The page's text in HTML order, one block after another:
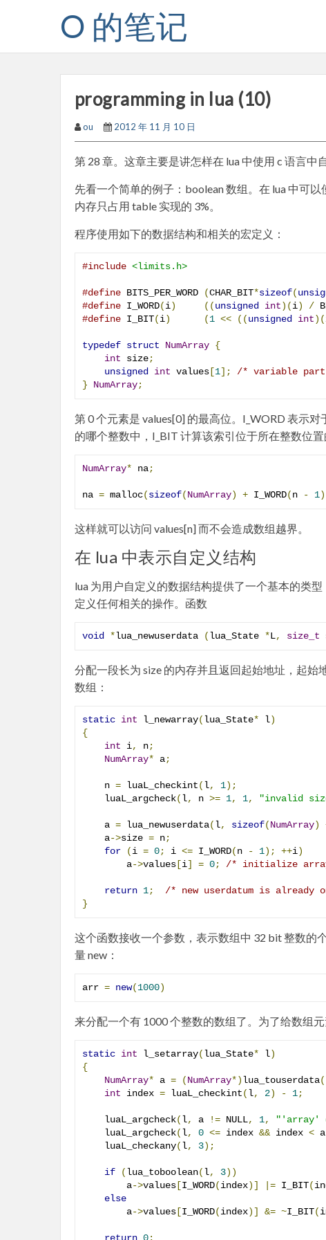
O 的笔记
programming in lua (10)
ou 2012 年 11 月 10 日
第 28 章。这章主要是讲怎样在 lua 中使用 c 语言中
先看一个简单的例子：boolean 数组。在 lua 中可
内存只占用 table 实现的 3%。
程序使用如下的数据结构和相关的宏定义：
#include <limits.h>
#define BITS_PER_WORD (CHAR_BIT*sizeof(
#define I_WORD(i) ((unsigned int)(i) /
#define I_BIT(i) (1 << ((unsigned int)(
typedef struct NumArray {
int size;
unsigned
int values [1];
/* variable
}
NumArray;
第 0 个元素是 values[0] 的最高位。I_WORD 表示
的哪个整数中，I_BIT 计算该索引位于所在整数位
NumArray* na;
na = malloc(sizeof(NumArray) + I_WORD(n - 1)
这样就可以访问 values[n] 而不会造成数组越界。
在 lua 中表示自定义结构
lua 为用户自定义的数据结构提供了一个基本的类
定义任何相关的操作。函数
void *lua_newuserdata (lua_State *L, size_t
分配一段长为 size 的内存并且返回起始地址，起
数组：
static int l_newarray(lua_State* l)
{
int i, n;
NumArray* a;
    n
= luaL_checkint(l, 1);
    luaL_argcheck
(l, n >= 1, 1, "invalid
    a
= lua_newuserdata(l, sizeof(NumArray)
    a
->size = n;
for
(i = 0; i <= I_WORD(n - 1); ++i)
        a
->values [i] = 0; /* initialize
return 1;
/* new userdatum is already
}
这个函数接收一个参数，表示数组中 32 bit 整数的
量 new：
arr = new(1000)
来分配一个有 1000 个整数的数组了。为了给数组
static int l_setarray(lua_State* l)
{
NumArray* a = (NumArray*)lua_touserdata(
int index = luaL_checkint(l, 2) - 1;
    luaL_argcheck
(l, a != NULL, 1, "'array'
    luaL_argcheck
(l, 0 <= index && index < a
    luaL_checkany
(l, 3);
if (lua_toboolean(l, 3))
        a
->values [I_WORD(index)] |= I_BIT(
else
        a
->values [I_WORD(index)] &= ~I_BIT(